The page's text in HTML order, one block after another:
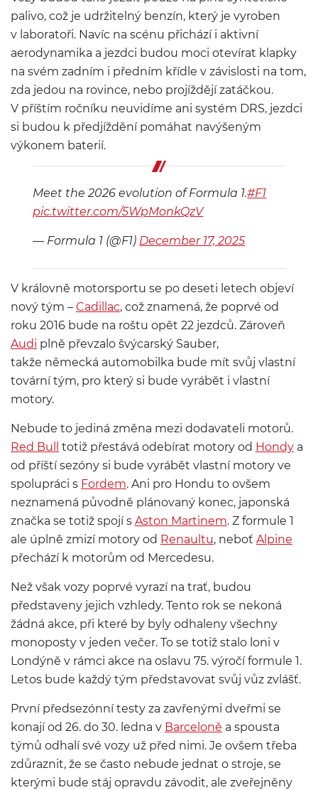
palivo, což je udržitelný benzín, který je vyroben
v laboratoři. Navíc na scénu přichází i aktivní
aerodynamika a jezdci budou moci otevírat klapky
na svém zadním i předním křídle v závislosti na tom,
zda jedou na rovince, nebo projíždějí zatáčkou.
V příštím ročníku neuvidíme ani systém DRS, jezdci
si budou k předjíždění pomáhat navýšeným
výkonem baterií.
Meet the 2026 evolution of Formula 1.#F1
pic.twitter.com/5WpMonkQzV
— Formula 1 (@F1) December 17, 2025
V královně motorsportu se po deseti letech objeví
nový tým – Cadillac, což znamená, že poprvé od
roku 2016 bude na roštu opět 22 jezdců. Zároveň
Audi plně převzalo švýcarský Sauber,
takže německá automobilka bude mít svůj vlastní
tovární tým, pro který si bude vyrábět i vlastní
motory.
Nebude to jediná změna mezi dodavateli motorů.
Red Bull
totiž přestává odebírat motory od Hondy a
od příští sezóny si bude vyrábět vlastní motory ve
spolupráci s Fordem. Ani pro Hondu to ovšem
neznamená původně plánovaný konec, japonská
značka se totiž spojí s Aston Martinem. Z formule 1
ale úplně zmizí motory od Renaultu, neboť Alpine
přechází k motorům od Mercedesu.
Než však vozy poprvé vyrazí na trať, budou
představeny jejich vzhledy. Tento rok se nekoná
žádná akce, při které by byly odhaleny všechny
monoposty v jeden večer. To se totiž stalo loni v
Londýně v rámci akce na oslavu 75. výročí formule 1.
Letos bude každý tým představovat svůj vůz zvlášť.
První předsezónní testy za zavřenými dveřmi se
konají od 26. do 30. ledna v Barceloně a spousta
týmů odhalí své vozy už před nimi. Je ovšem třeba
zdůraznit, že se často nebude jednat o stroje, se
kterými bude stáj opravdu závodit, ale zveřejněny